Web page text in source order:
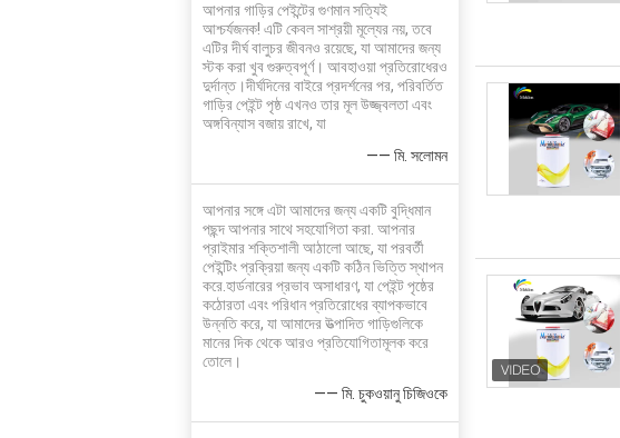
আপনার গাড়ির পেইন্টের গুণমান সত্যিই
আশ্চর্যজনক! এটি কেবল সাশ্রয়ী মূল্যের নয়, তবে
এটির দীর্ঘ বালুচর জীবনও রয়েছে, যা আমাদের জন্য
স্টক করা খুব গুরুত্বপূর্ণ। আবহাওয়া প্রতিরোধেরও
দুর্দান্ত।দীর্ঘদিনের বাইরে প্রদর্শনের পর, পরিবর্তিত
গাড়ির পেইন্ট পৃষ্ঠ এখনও তার মূল উজ্জ্বলতা এবং
অঙ্গবিন্যাস বজায় রাখে, যা
—— মি. সলোমন
আপনার সঙ্গে এটা আমাদের জন্য একটি বুদ্ধিমান
পছন্দ আপনার সাথে সহযোগিতা করা. আপনার
প্রাইমার শক্তিশালী আঠালো আছে, যা পরবর্তী
পেইন্টিং প্রক্রিয়া জন্য একটি কঠিন ভিত্তি স্থাপন
করে.হার্ডনারের প্রভাব অসাধারণ, যা পেইন্ট পৃষ্ঠের
কঠোরতা এবং পরিধান প্রতিরোধের ব্যাপকভাবে
উন্নতি করে, যা আমাদের উত্পাদিত গাড়িগুলিকে
মানের দিক থেকে আরও প্রতিযোগিতামূলক করে
তোলে।
—— মি. চুকওয়ানু চিজিওকে